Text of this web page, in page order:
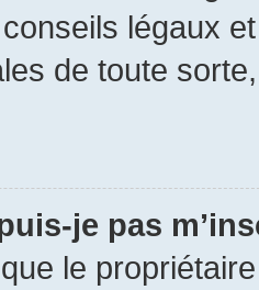
légaux
de toute
je pas
le